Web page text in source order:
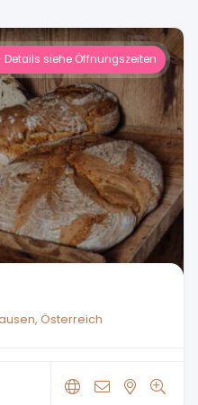
siehe Öffnungszeiten
Österreich